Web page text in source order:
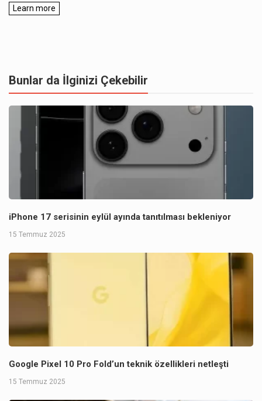
Bunlar da İlginizi Çekebilir
iPhone 17 serisinin eylül ayında tanıtılması bekleniyor
15 Temmuz 2025
Google Pixel 10 Pro Fold’un teknik özellikleri netleşti
15 Temmuz 2025